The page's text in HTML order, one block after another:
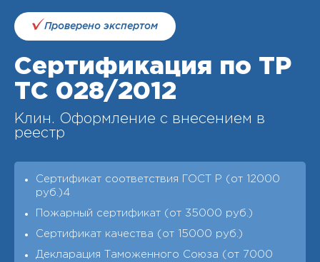
Проверено экспертом
Сертификация по ТР
ТС 028/2012
Клин. Оформление с внесением в
реестр
Сертификат соответствия ГОСТ Р (от 12000
руб.)4
Пожарный сертификат (от 35000 руб.)
Сертификат качества (от 15000 руб.)
Декларация Таможенного Союза (от 7000